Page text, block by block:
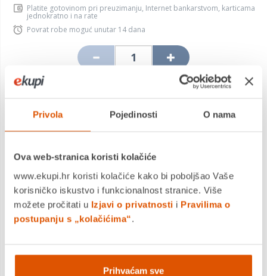
Privola Pojedinosti O nama
Ova web-stranica koristi kolačiće
www.ekupi.hr koristi kolačiće kako bi poboljšao Vaše
korisničko iskustvo i funkcionalnost stranice. Više
možete pročitati u Izjavi o privatnosti i Pravilima o
postupanju s „kolačićima“.
Prihvaćam sve
Platite gotovinom pri preuzimanju, Internet bankarstvom, karticama
jednokratno i na rate
Povrat robe moguć unutar 14 dana
MOGLO BI VAS ZANIMATI I OVO